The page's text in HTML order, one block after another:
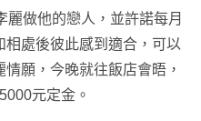
做他的戀人，並許諾每月
處後彼此感到適合，可以
願，今晚就往飯店會晤，
元定金。